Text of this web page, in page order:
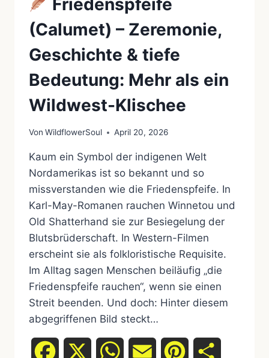
Friedenspfeife
(Calumet) – Zeremonie,
Geschichte & tiefe
Bedeutung: Mehr als ein
Wildwest-Klischee
Von WildflowerSoul April 20, 2026
Kaum ein Symbol der indigenen Welt
Nordamerikas ist so bekannt und so
missverstanden wie die Friedenspfeife. In
Karl-May-Romanen rauchen Winnetou und
Old Shatterhand sie zur Besiegelung der
Blutsbrüderschaft. In Western-Filmen
erscheint sie als folkloristische Requisite.
Im Alltag sagen Menschen beiläufig „die
Friedenspfeife rauchen“, wenn sie einen
Streit beenden. Und doch: Hinter diesem
abgegriffenen Bild steckt…
Facebook WhatsAppEmail Pinterest